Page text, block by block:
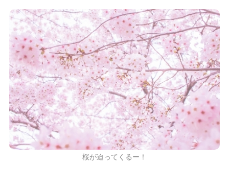
桜が迫ってくるー！